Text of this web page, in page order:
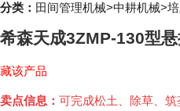
分类： 田间管理机械>中耕机械>
希森天成3ZMP-130型
藏该产品
卖点信息： 可完成松土、除草、